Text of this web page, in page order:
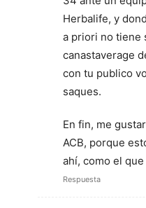
Herbalife, y
a priori no tiene
canastaverage
con tu publico
saques.
En fin, me
ACB, porque
ahí, como el que
Respuesta